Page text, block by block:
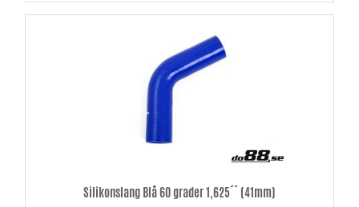
Silikonslang Blå 60 grader 1,625´´ (41mm)